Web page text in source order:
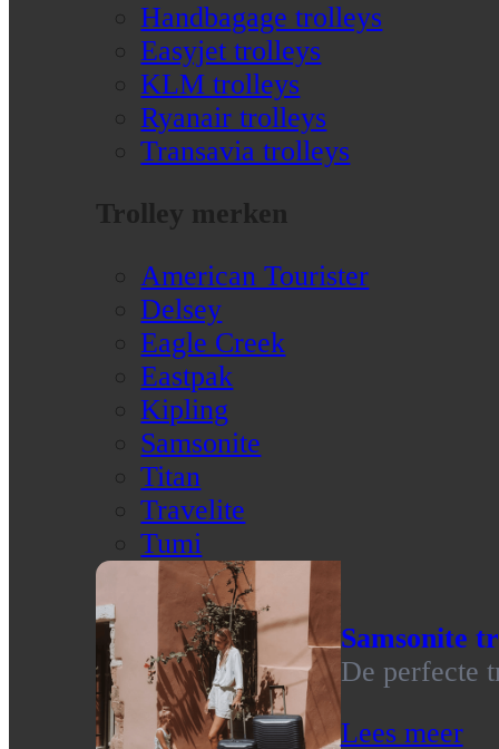
Handbagage trolleys
Easyjet trolleys
KLM trolleys
Ryanair trolleys
Transavia trolleys
Trolley merken
American Tourister
Delsey
Eagle Creek
Eastpak
Kipling
Samsonite
Titan
Travelite
Tumi
Samsonite
De perfecte
Lees meer